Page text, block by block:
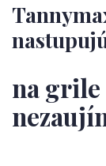
na grile